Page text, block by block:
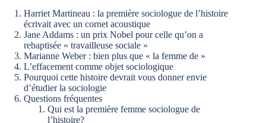
Harriet Martineau : la première sociologue de l’histoire
écrivait avec un cornet acoustique
Jane Addams : un prix Nobel pour celle qu’on a
rebaptisée « travailleuse sociale »
Marianne Weber : bien plus que « la femme de »
L’effacement comme objet sociologique
Pourquoi cette histoire devrait vous donner envie
d’étudier la sociologie
Questions fréquentes
Qui est la première femme sociologue de
l’histoire?